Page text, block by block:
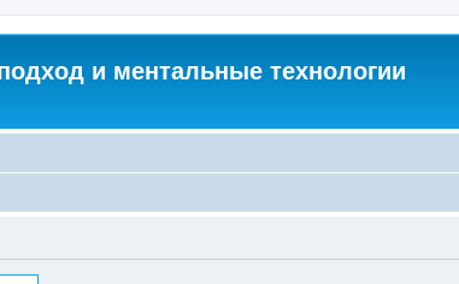
и ментальные технологии